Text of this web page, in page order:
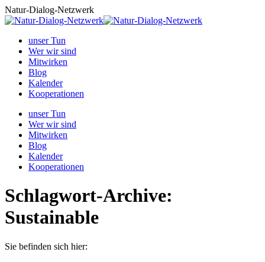
Zum
Inhalt
Natur-Dialog-Netzwerk
unser Tun
Wer wir sind
Mitwirken
Blog
Kalender
Kooperationen
unser Tun
Wer wir sind
Mitwirken
Blog
Kalender
Kooperationen
Schlagwort-Archive:
Sustainable
Sie befinden sich hier: